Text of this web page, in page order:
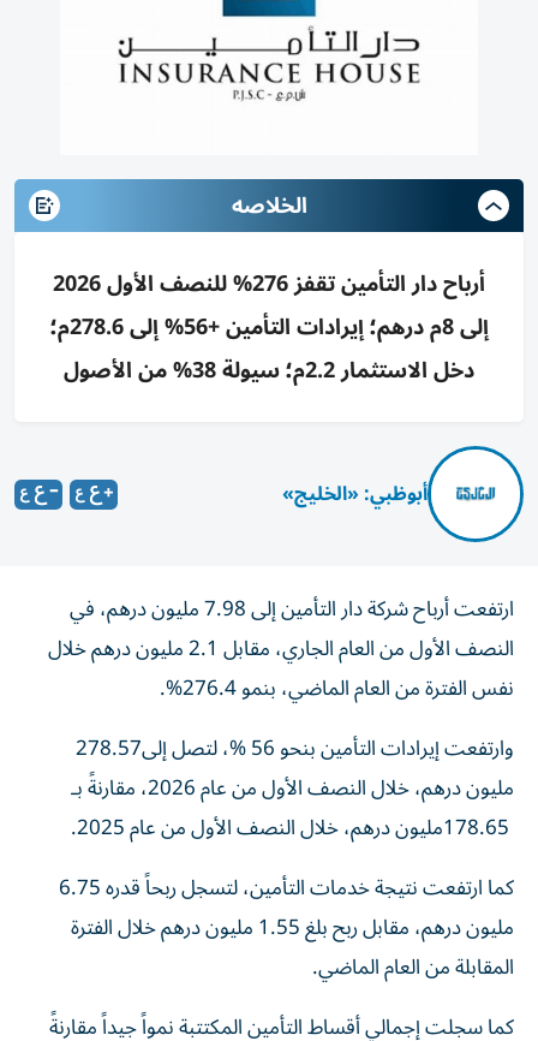
الخلاصه
أرباح دار التأمين تقفز 276% للنصف الأول 2026
إلى 8م درهم؛ إيرادات التأمين +56% إلى 278.6م؛
دخل الاستثمار 2.2م؛ سيولة 38% من الأصول
أبوظبي: «الخليج»
ارتفعت أرباح شركة دار التأمين إلى 7.98 مليون درهم، في
النصف الأول من العام الجاري، مقابل 2.1 مليون درهم خلال
نفس الفترة من العام الماضي، بنمو 276.4%.
وارتفعت إيرادات التأمين بنحو 56 %، لتصل إلى278.57
مليون درهم، خلال النصف الأول من عام 2026، مقارنةً بـ
كما ارتفعت نتيجة خدمات التأمين، لتسجل ربحاً قدره 6.75
مليون درهم، مقابل ربح بلغ 1.55 مليون درهم خلال الفترة
المقابلة من العام الماضي.
كما سجلت إجمالي أقساط التأمين المكتتبة نمواً جيداً مقارنةً